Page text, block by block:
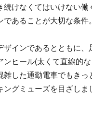
続けなくてはいけない
であることが大切な条件
ザインであるとともに
ンヒール(太くて直線的
雑した通勤電車でもき
ングミューズを目ざしま